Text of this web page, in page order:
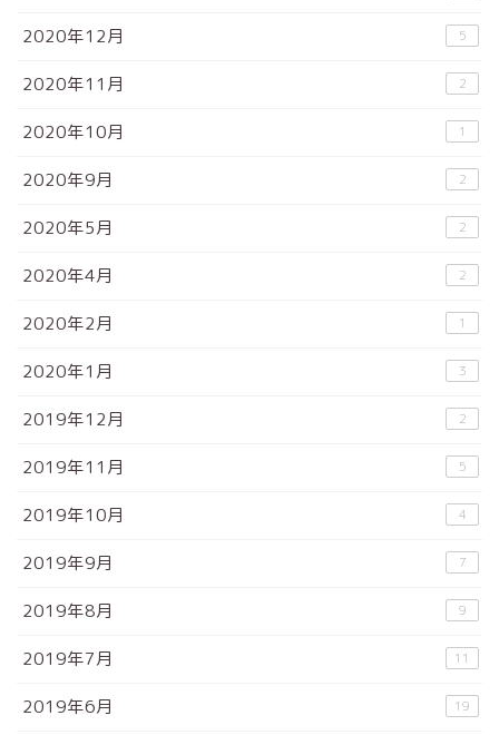
2020年12月 5
2020年11月 2
2020年10月 1
2020年9月 2
2020年5月 2
2020年4月 2
2020年2月 1
2020年1月 3
2019年12月 2
2019年11月 5
2019年10月 4
2019年9月 7
2019年8月 9
2019年7月 11
2019年6月 19